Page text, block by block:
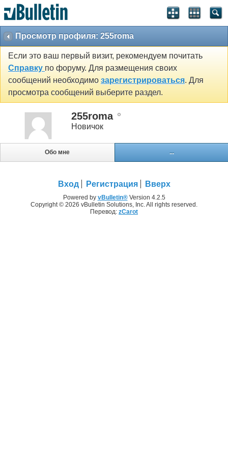
Просмотр профиля: 255roma
Если это ваш первый визит, рекомендуем почитать
Справку по форуму. Для размещения своих
сообщений необходимо зарегистрироваться. Для
просмотра сообщений выберите раздел.
255roma
Новичок
Обо мне ...
Вход Регистрация Вверх
Powered by vBulletin®Version 4.2.5
Copyright © 2026 vBulletin Solutions, Inc. All rights reserved.
Перевод: zCarot